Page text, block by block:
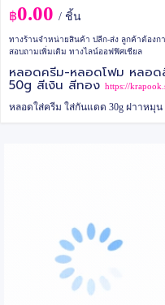
฿0.00 / ชิ้น
ทางร้านจำหน่ายสินค้า ปลีก-ส่ง ลูกค้าต้องก
สอบถามเพิ่มเติม ทางไลน์ออฟฟิศเชียล
หลอดครีม-หลอดโฟม หลอ
50g สีเงิน สีทอง https://
หลอดใส่ครีม ใส่กันแดด 30g ฝาาหมุ